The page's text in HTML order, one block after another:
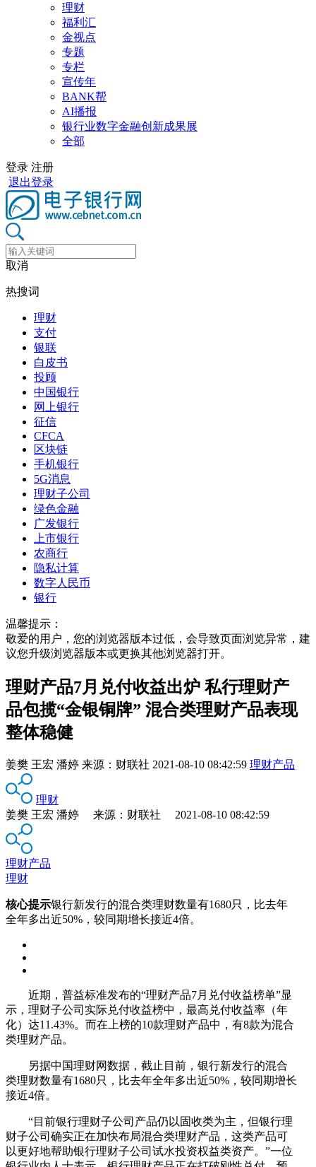
理财
福利汇
金视点
专题
专栏
宣传年
BANK帮
AI播报
银行业数字金融创新成果展
全部
登录 注册
退出登录
取消
热搜词
理财
支付
银联
白皮书
投顾
中国银行
网上银行
征信
CFCA
区块链
手机银行
5G消息
理财子公司
绿色金融
广发银行
上市银行
农商行
隐私计算
数字人民币
银行
温馨提示：
敬爱的用户，您的浏览器版本过低，会导致页面浏览异常，建
议您升级浏览器版本或更换其他浏览器打开。
理财产品7月兑付收益出炉 私行理财产
品包揽“金银铜牌” 混合类理财产品表现
整体稳健
姜樊 王宏 潘婷 来源： 财联社 2021-08-10 08:42:59 理财产品
理财
姜樊 王宏 潘婷 来源：财联社 2021-08-10 08:42:59
理财产品
理财
核心提示银行新发行的混合类理财数量有1680只，比去年
全年多出近50%，较同期增长接近4倍。
近期，普益标准发布的“理财产品7月兑付收益榜单”显
示，理财子公司实际兑付收益榜中，最高兑付收益率（年
化）达11.43%。而在上榜的10款理财产品中，有8款为混合
类理财产品。
另据中国理财网数据，截止目前，银行新发行的混合
类理财数量有1680只，比去年全年多出近50%，较同期增长
接近4倍。
“目前银行理财子公司产品仍以固收类为主，但银行理
财子公司确实正在加快布局混合类理财产品，这类产品可
以更好地帮助银行理财子公司试水投资权益类资产。”一位